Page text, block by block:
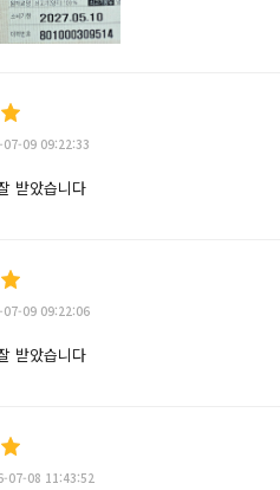
07-09 09:22:33
받았습니다
07-09 09:22:06
받았습니다
07-08 11:43:52